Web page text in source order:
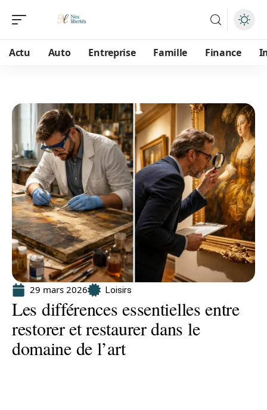
Actu Auto Entreprise Famille Finance
29 mars 2026 Loisirs
Les différences essentielles entre
restorer et restaurer dans le
domaine de l’art